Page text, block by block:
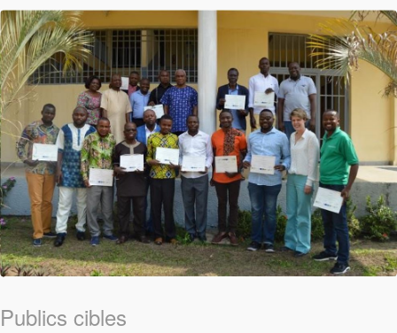
Publics cibles